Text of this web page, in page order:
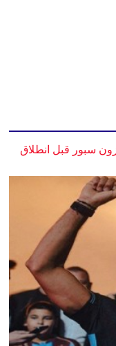
سبور قبل انطلاق